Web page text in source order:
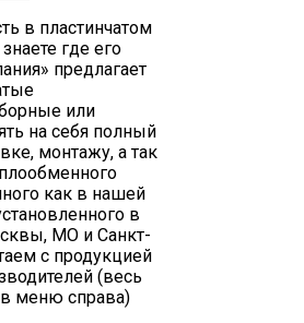
в пластинчатом
где его
предлагает
или
на себя полный
монтажу, а так
как в нашей
в
МО и Санкт-
с продукцией
(весь
в меню справа)